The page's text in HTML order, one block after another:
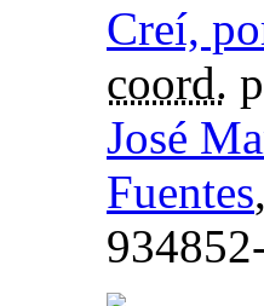
Creí,
coord.
José
Fuentes,